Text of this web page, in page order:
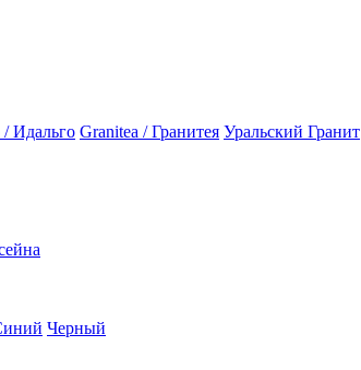
/ Идальго Granitea / Гранитея Уральский Гранит
Черный